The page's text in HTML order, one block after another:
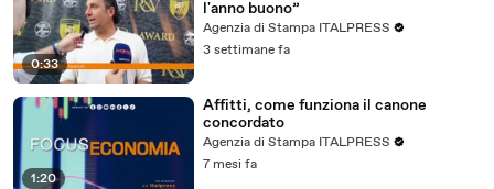
0:33
l'anno buono”
Agenzia di Stampa ITALPRESS
3 settimane fa
1:20
Affitti, come funziona il canone
concordato
Agenzia di Stampa ITALPRESS
7 mesi fa